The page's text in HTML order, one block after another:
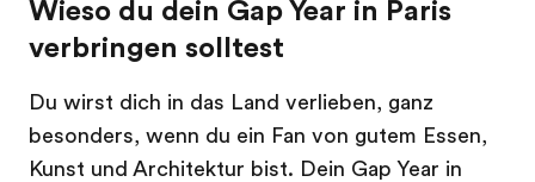
Wieso du dein Gap Year in Paris
verbringen solltest
Du wirst dich in das Land verlieben, ganz
besonders, wenn du ein Fan von gutem Essen,
Kunst und Architektur bist. Dein Gap Year in